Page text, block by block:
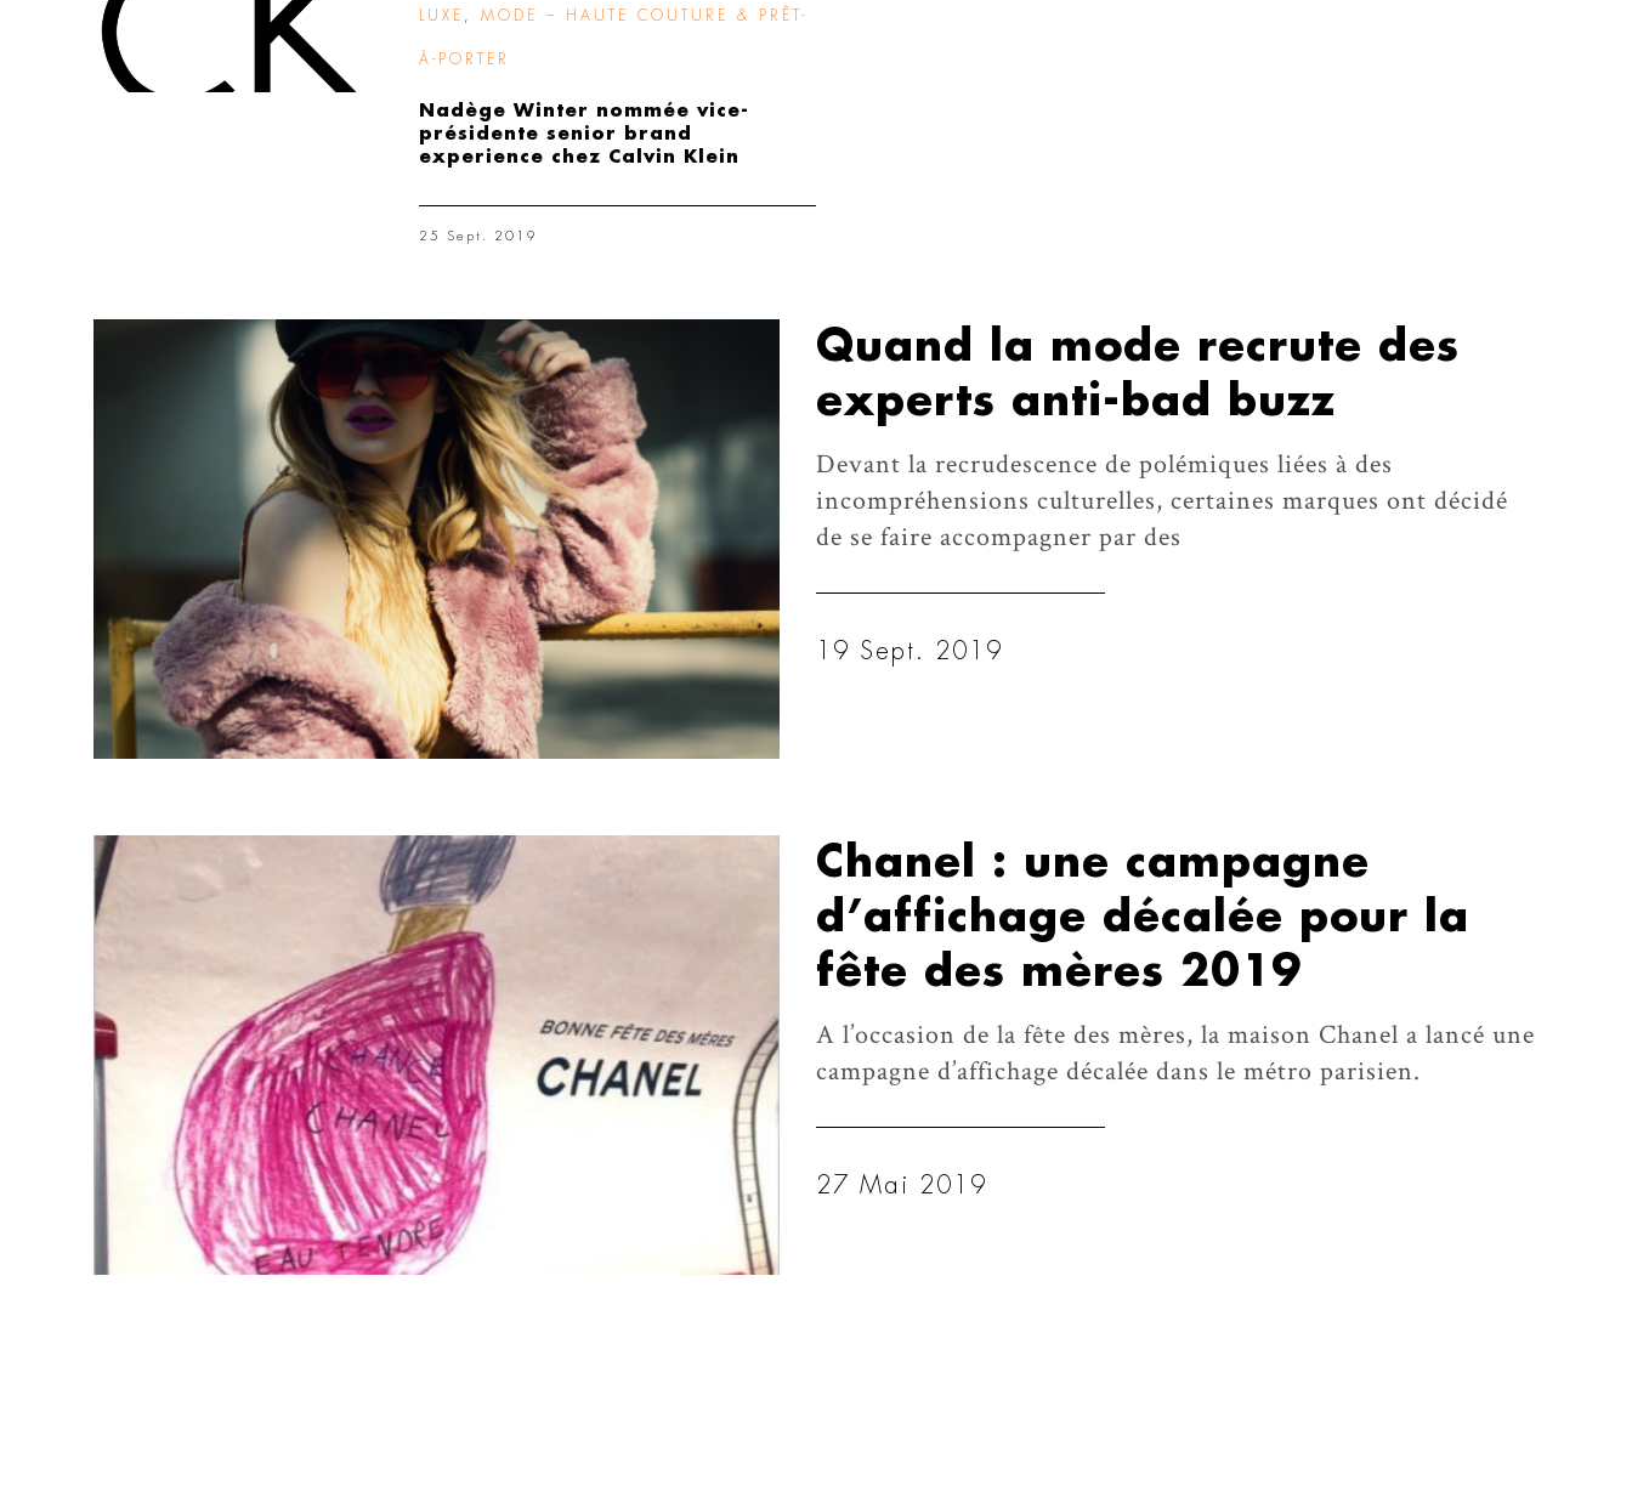
LUXE MODE – HAUTE COUTURE & PRÊT-
À-PORTER
Nadège Winter nommée vice-
présidente senior brand
experience chez Calvin Klein
25 Sept. 2019
Quand la mode recrute des
experts anti-bad buzz
Devant la recrudescence de polémiques liées à des
incompréhensions culturelles, certaines marques ont décidé
de se faire accompagner par des
19 Sept. 2019
Chanel : une campagne
d’affichage décalée pour la
fête des mères 2019
A l’occasion de la fête des mères, la maison Chanel a lancé une
campagne d’affichage décalée dans le métro parisien.
27 Mai 2019